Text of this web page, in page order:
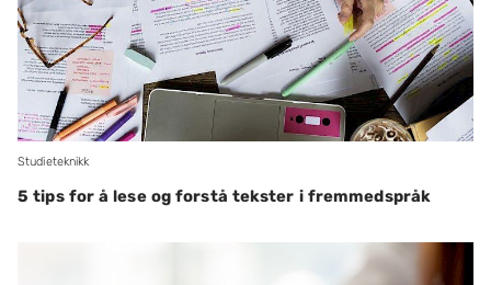
Studieteknikk
5 tips for å lese og forstå tekster i fremmedspråk